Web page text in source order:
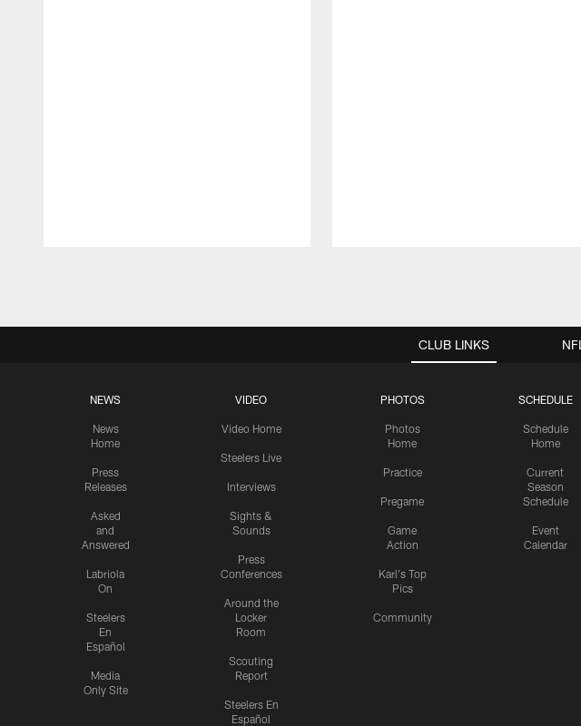
CLUB LINKS
NEWS
News
Home
Press
Releases
Asked
and
Answered
Labriola
On
Steelers
En
Español
Media
Only Site
VIDEO
Video Home
Steelers Live
Interviews
Sights &
Sounds
Press
Conferences
Around the
Locker
Room
Scouting
Report
Steelers En
Español
PHOTOS
Photos
Home
Practice
Pregame
Game
Action
Karl's Top
Pics
Community
SCHEDULE
Schedule
Home
Current
Season
Schedule
Event
Calendar